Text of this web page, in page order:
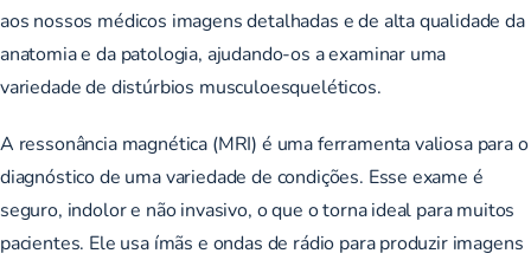
aos nossos médicos imagens detalhadas e de alta qualidade da
anatomia e da patologia, ajudando-os a examinar uma
variedade de distúrbios musculoesqueléticos.
A ressonância magnética (MRI) é uma ferramenta valiosa para o
diagnóstico de uma variedade de condições. Esse exame é
seguro, indolor e não invasivo, o que o torna ideal para muitos
pacientes. Ele usa ímãs e ondas de rádio para produzir imagens